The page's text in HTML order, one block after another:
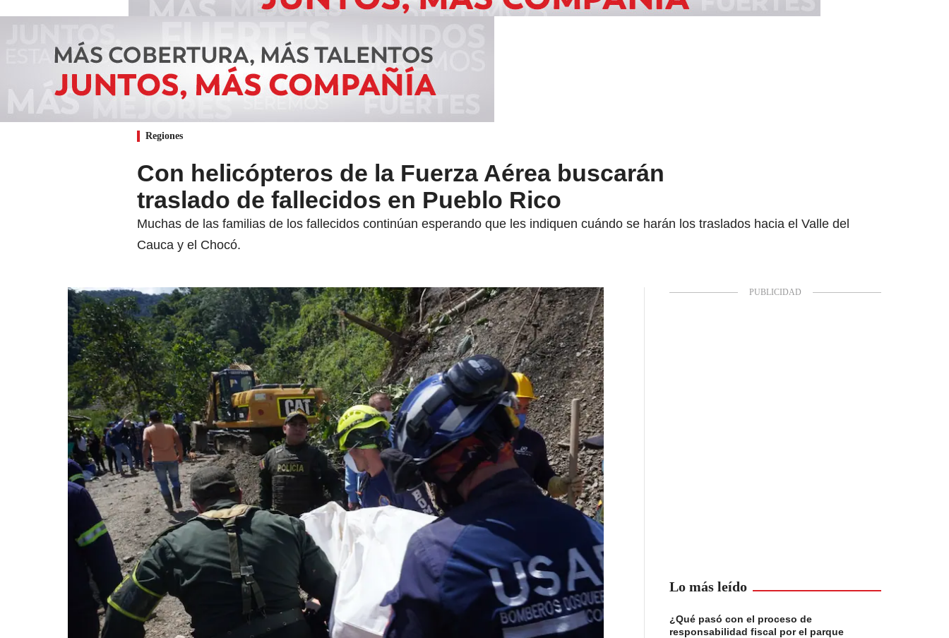
Regiones
Con helicópteros de la Fuerza Aérea buscarán
traslado de fallecidos en Pueblo Rico
Muchas de las familias de los fallecidos continúan esperando que les indiquen cuándo se harán los traslados hacia el Valle del
Cauca y el Chocó.
Lo más leído
¿Qué pasó con el proceso de
responsabilidad fiscal por el parque